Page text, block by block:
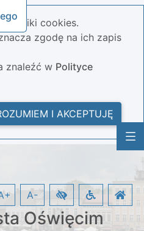
pliki cookies.
zgodę na ich zapis
znaleźć w Polityce
I AKCEPTUJĘ
Oświęcim
A-